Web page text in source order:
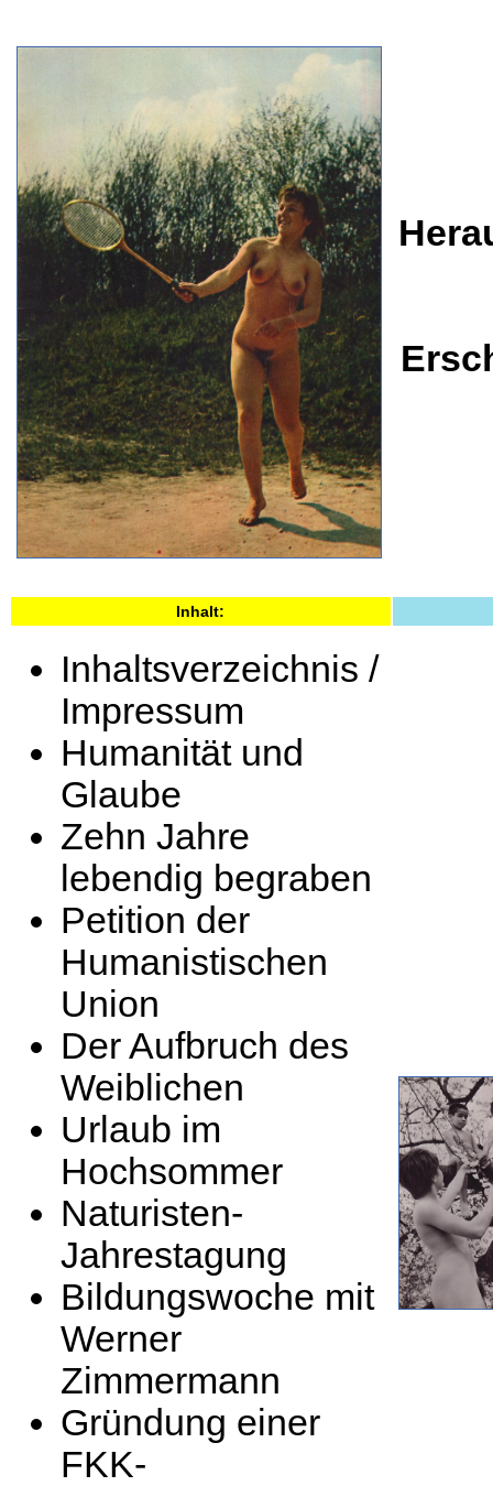
Inhalt:
Inhaltsverzeichnis /
Impressum
Humanität und
Glaube
Zehn Jahre
lebendig begraben
Petition der
Humanistischen
Union
Der Aufbruch des
Weiblichen
Urlaub im
Hochsommer
Naturisten-
Jahrestagung
Bildungswoche mit
Werner
Zimmermann
Gründung einer
FKK-